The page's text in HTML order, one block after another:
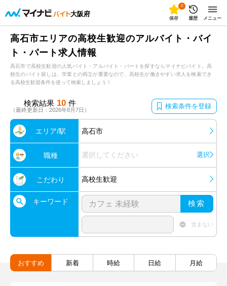
大阪府
0
保存 履歴 メニュー
高石市エリアの高校生歓迎のアルバイト・バイ
ト・パート求人情報
高石市で高校生歓迎の人気バイト・アルバイト・パートを探すならマイナビバイト。高
校生のバイト探しは、学業との両立が重要なので、高校生が働きやすい求人を検索でき
る高校生歓迎条件を使って検索しましょう！
検索結果 10 件
（最終更新日：2026年8月7日） 検索条件を登録
エリア/駅 高石市
職種 選択してください 選択
こだわり 高校生歓迎
キーワード 検索
含まない
おすすめ 新着 時給 日給 月給